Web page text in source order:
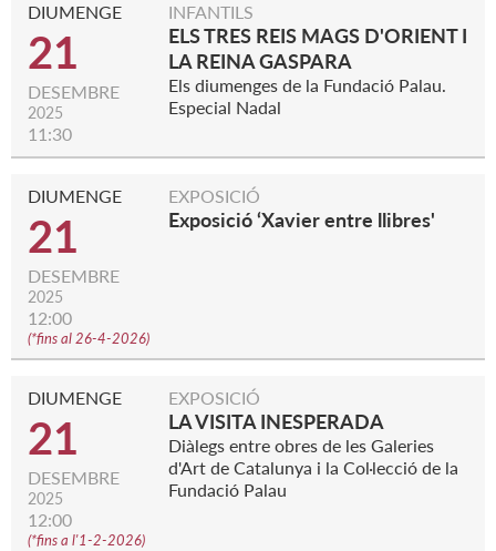
DIUMENGE
21
DESEMBRE
2025
11:30
INFANTILS
ELS TRES REIS MAGS D'ORIENT I
LA REINA GASPARA
Els diumenges de la Fundació Palau.
Especial Nadal
DIUMENGE
21
DESEMBRE
2025
12:00
(*fins al 26-4-2026)
EXPOSICIÓ
Exposició ‘Xavier entre llibres'
DIUMENGE
21
DESEMBRE
2025
12:00
(*fins a l'1-2-2026)
EXPOSICIÓ
LA VISITA INESPERADA
Diàlegs entre obres de les Galeries
d'Art de Catalunya i la Col·lecció de la
Fundació Palau